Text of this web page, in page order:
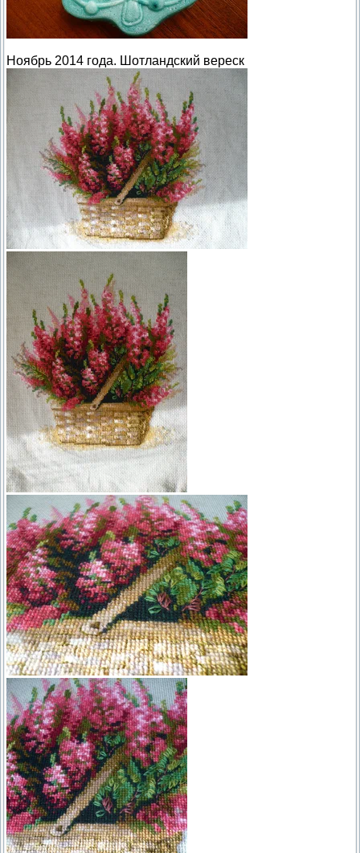
Ноябрь 2014 года. Шотландский вереск